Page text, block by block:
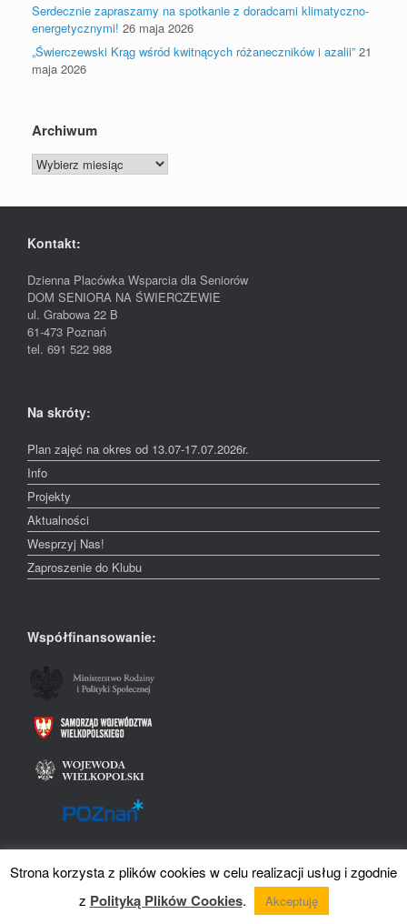
Serdecznie zapraszamy na spotkanie z doradcami klimatyczno-
energetycznymi! 26 maja 2026
„Świerczewski Krąg wśród kwitnących różaneczników i azalii” 21
maja 2026
Archiwum
Archiwum
Kontakt:
Dzienna Placówka Wsparcia dla Seniorów
DOM SENIORA NA ŚWIERCZEWIE
ul. Grabowa 22 B
61-473 Poznań
tel. 691 522 988
Na skróty:
Plan zajęć na okres od 13.07-17.07.2026r.
Info
Projekty
Aktualności
Wesprzyj Nas!
Zaproszenie do Klubu
Współfinansowanie:
Strona korzysta z plików cookies w celu realizacji usług i zgodnie
z Polityką Plików Cookies. Akceptuję